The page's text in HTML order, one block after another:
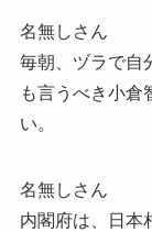
名無しさん
毎朝、ヅラで自
も言うべき小倉
い。
名無しさん
内閣府は、日本